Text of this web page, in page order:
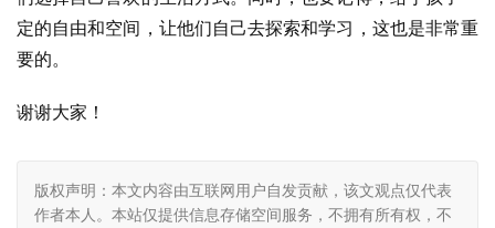
定的自由和空间，让他们自己去探索和学习，这也是非常重
要的。
谢谢大家！
版权声明：本文内容由互联网用户自发贡献，该文观点仅代表
作者本人。本站仅提供信息存储空间服务，不拥有所有权，不